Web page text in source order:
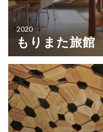
2020
もりまた旅館